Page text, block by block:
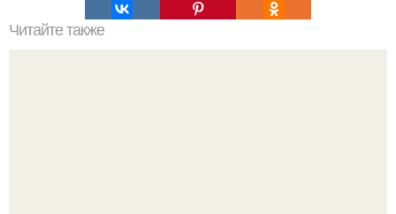
Читайте также